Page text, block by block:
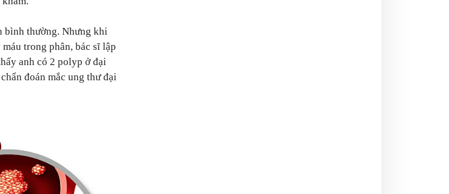
bình thường. Nhưng khi
trong phân, bác sĩ lập
anh có 2 polyp ở đại
đoán mắc ung thư đại